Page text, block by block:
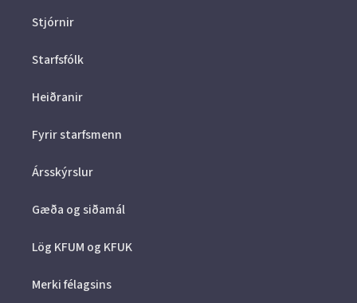
Stjórnir
Starfsfólk
Heiðranir
Fyrir starfsmenn
Ársskýrslur
Gæða og siðamál
Lög KFUM og KFUK
Merki félagsins